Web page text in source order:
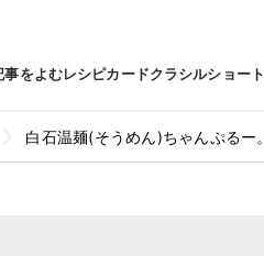
事をよむレシピカードクラシルショート
白石温麺(そうめん)ちゃんぷるー。